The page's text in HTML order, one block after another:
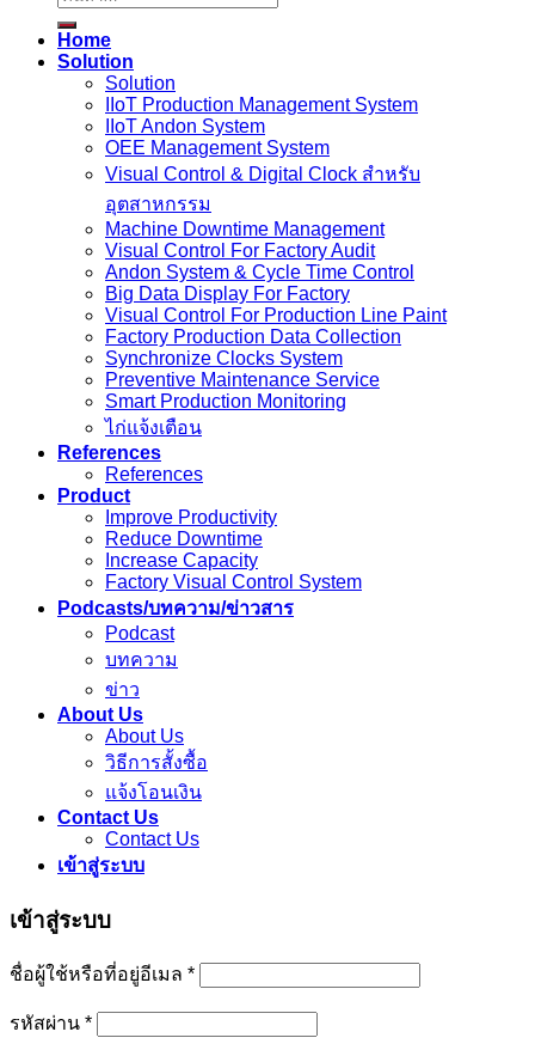
Home
Solution
Solution
IIoT Production Management System
IIoT Andon System
OEE Management System
Visual Control & Digital Clock สำหรับ
อุตสาหกรรม
Machine Downtime Management
Visual Control For Factory Audit
Andon System & Cycle Time Control
Big Data Display For Factory
Visual Control For Production Line Paint
Factory Production Data Collection
Synchronize Clocks System
Preventive Maintenance Service
Smart Production Monitoring
ไก่แจ้งเตือน
References
References
Product
Improve Productivity
Reduce Downtime
Increase Capacity
Factory Visual Control System
Podcasts/บทความ/ข่าวสาร
Podcast
บทความ
ข่าว
About Us
About Us
วิธีการสั้งซื้อ
แจ้งโอนเงิน
Contact Us
Contact Us
เข้าสู่ระบบ
เข้าสู่ระบบ
ชื่อผู้ใช้หรือที่อยู่อีเมล *
รหัสผ่าน *